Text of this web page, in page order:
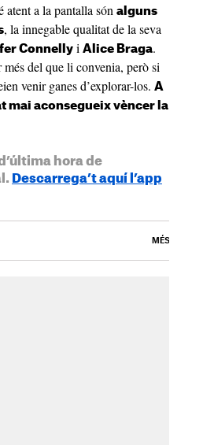
a la pantalla són alguns
, la innegable qualitat de la seva
Connelly i Alice Braga.
del que li convenia, però si
venir ganes d’explorar-los. A
mai aconsegueix vèncer la
hora de
Descarrega’t aquí l’app
MÉS